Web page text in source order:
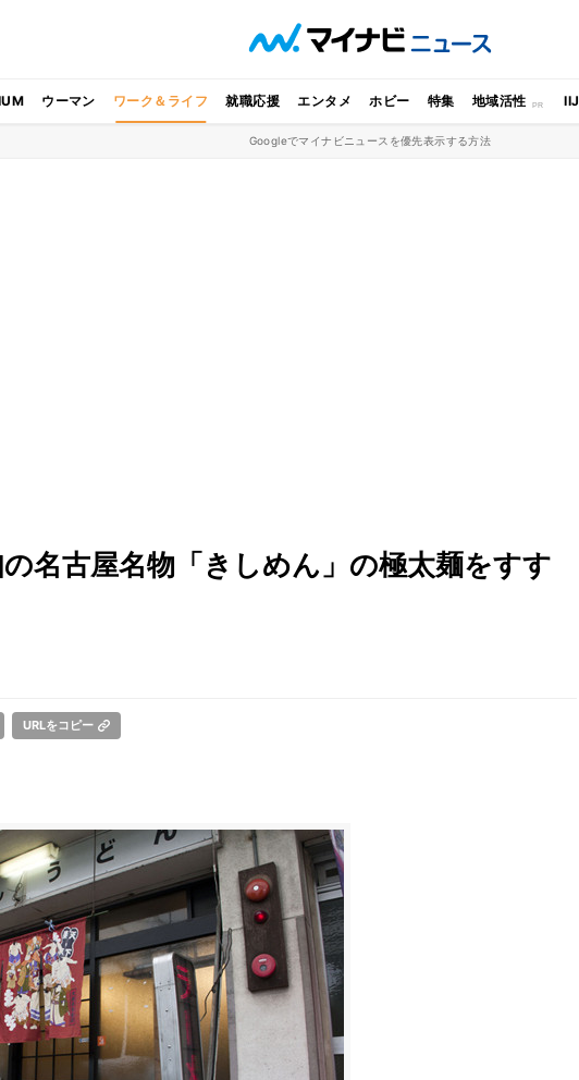
ウーマン ワーク＆ライフ 就職応援 エンタメ ホビー 特集 地域活性 IIJ
Googleでマイナビニュースを優先表示する方法
名古屋名物「きしめん」の極太麺をすす
URLをコピー